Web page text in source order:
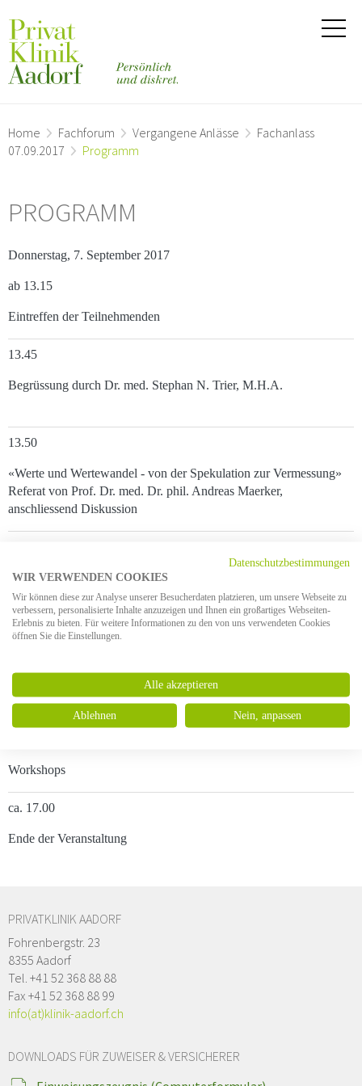
Home Fachforum Vergangene Anlässe
Fachanlass
07.09.2017
Programm
PROGRAMM
Donnerstag, 7. September 2017
ab 13.15
Eintreffen der Teilnehmenden
13.45
Begrüssung durch Dr. med. Stephan N. Trier, M.H.A.
13.50
«Werte und Wertewandel - von der Spekulation zur Vermessung»
Referat von Prof. Dr. med. Dr. phil. Andreas Maerker,
anschliessend Diskussion
«Transition und Initiation – Reifung und Entgleisung, Flucht und
Halt»
Referat von Prof. Dr. med. Hans Förstl, anschliessend Diskussion
15.20
Kaffeepause
Workshops
ca. 17.00
Ende der Veranstaltung
PRIVATKLINIK AADORF
Fohrenbergstr. 23
8355 Aadorf
Tel. +41 52 368 88 88
Fax +41 52 368 88 99
info(at)klinik-aadorf.ch
DOWNLOADS FÜR ZUWEISER & VERSICHERER
Datenschutzbestimmungen
WIR VERWENDEN COOKIES
Wir können diese zur Analyse unserer Besucherdaten platzieren, um unsere Webseite zu
verbessern, personalisierte Inhalte anzuzeigen und Ihnen ein großartiges Webseiten-
Erlebnis zu bieten. Für weitere Informationen zu den von uns verwendeten Cookies
öffnen Sie die Einstellungen.
Alle akzeptieren
Ablehnen Nein, anpassen